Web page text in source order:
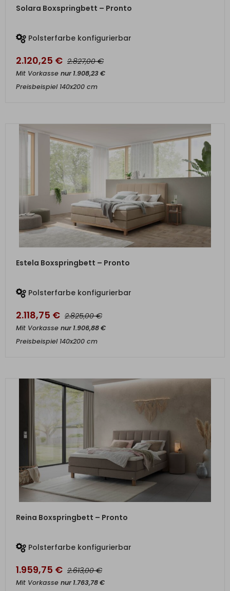
Solara Boxspringbett – Pronto
Polsterfarbe konfigurierbar
2.120,25 € 2.827,00€
Mit Vorkasse nur1.908,23€
Preisbeispiel 140x200 cm
Estela Boxspringbett – Pronto
Polsterfarbe konfigurierbar
2.118,75 € 2.825,00€
Mit Vorkasse nur1.906,88€
Preisbeispiel 140x200 cm
Reina Boxspringbett – Pronto
Polsterfarbe konfigurierbar
1.959,75 € 2.613,00€
Mit Vorkasse nur1.763,78€